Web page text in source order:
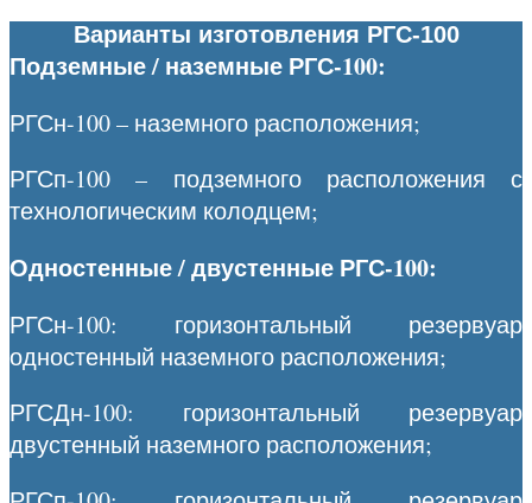
Варианты изготовления РГС-100
Подземные / наземные РГС-100:
РГСн-100 – наземного расположения;
РГСп-100 – подземного расположения с
технологическим колодцем;
Одностенные / двустенные РГС-100:
РГСн-100: горизонтальный резервуар
одностенный наземного расположения;
РГСДн-100: горизонтальный резервуар
двустенный наземного расположения;